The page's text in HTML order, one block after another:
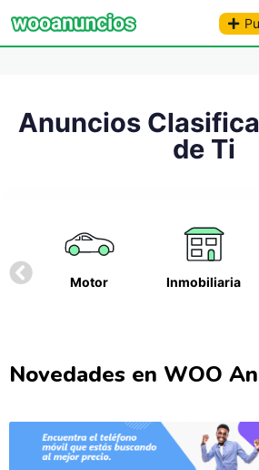
Anuncios
de Ti
Motor Inmobiliaria
Novedades en WOO